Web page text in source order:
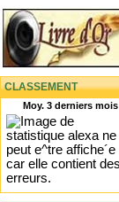
CLASSEMENT
Moy. 3 derniers mois